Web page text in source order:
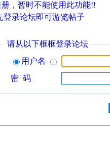
，暂时不能使用此功能!!
登录论坛即可游览帖子
请从以下框框登录论坛
用户名
密 码